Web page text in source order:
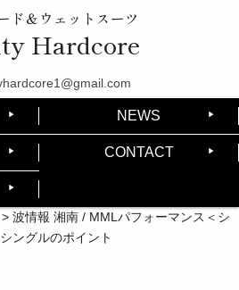
ド＆ウェットスーツ
Hardcore
NEWS
CONTACT
> 波情報 湘南 / MMLパフォーマンス＜シ
ングルのポイント